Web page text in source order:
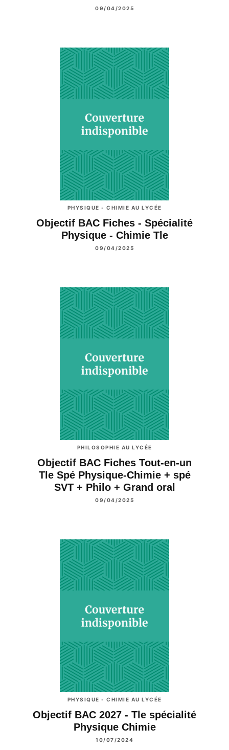
09/04/2025
PHYSIQUE - CHIMIE AU LYCÉE
Objectif BAC Fiches - Spécialité
Physique - Chimie Tle
09/04/2025
PHILOSOPHIE AU LYCÉE
Objectif BAC Fiches Tout-en-un
Tle Spé Physique-Chimie + spé
SVT + Philo + Grand oral
09/04/2025
PHYSIQUE - CHIMIE AU LYCÉE
Objectif BAC 2027 - Tle spécialité
Physique Chimie
10/07/2024